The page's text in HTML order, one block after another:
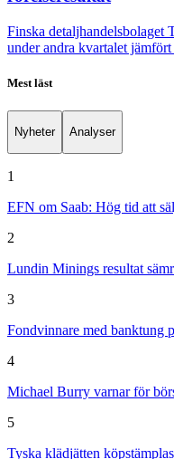
Finska detaljhandelsbolaget
under andra kvartalet
Mest läst
Nyheter Analyser
1
EFN om Saab: Hög tid att
2
Lundin Minings resultat
3
Fondvinnare med banktung
4
Michael Burry varnar för
5
Tyska klädjätten köpstämplas